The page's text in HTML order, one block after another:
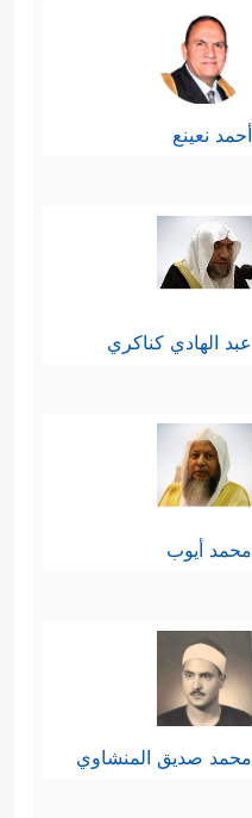
أحمد نعينع
عبد الهادي كناكري
محمد أيوب
محمد صديق المنشاوي